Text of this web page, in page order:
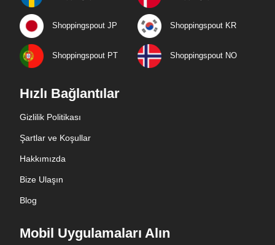
Shoppingspout JP Shoppingspout KR
Shoppingspout PT Shoppingspout NO
Hızlı Bağlantılar
Gizlilik Politikası
Şartlar ve Koşullar
Hakkımızda
Bize Ulaşın
Blog
Mobil Uygulamaları Alın